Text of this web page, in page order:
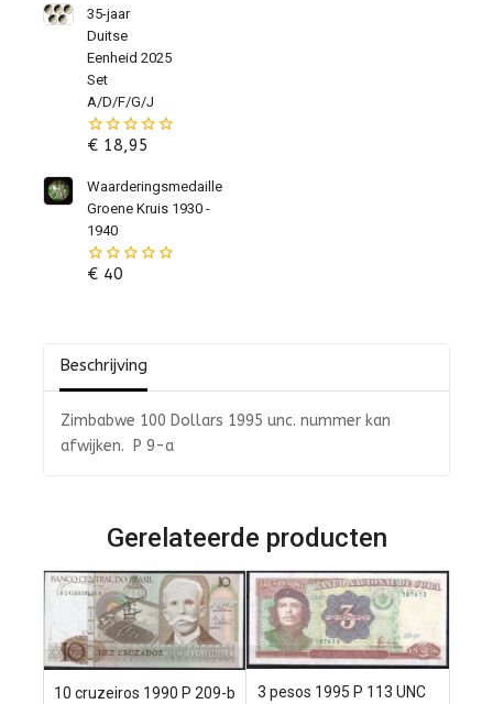
de
5
35-jaar
Duitse
Eenheid 2025
Set
A/D/F/G/J
0
de
€18,95
Waarderingsmedaille
Groene Kruis 1930 -
1940
0
€40
Beschrijving
Zimbabwe 100 Dollars 1995 unc. nummer kan
afwijken. P 9-a
Gerelateerde producten
10 cruzeiros 1990 P 209-b
3 pesos 1995 P 113 UNC